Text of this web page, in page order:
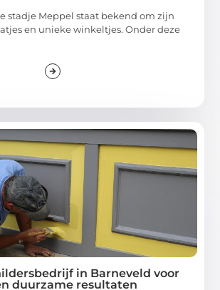
stadje Meppel staat bekend om zijn
en unieke winkeltjes. Onder deze
in Barneveld voor
duurzame resultaten